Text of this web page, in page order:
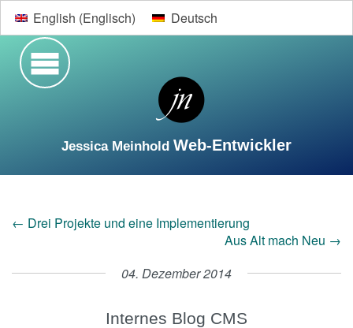
English (Englisch) Deutsch
Jessica Meinhold Web-Entwickler
Startseite Lebenslauf Web-Entwicklung
← Drei Projekte und eine Implementierung
Aus Alt mach Neu →
04. Dezember 2014
Internes Blog CMS